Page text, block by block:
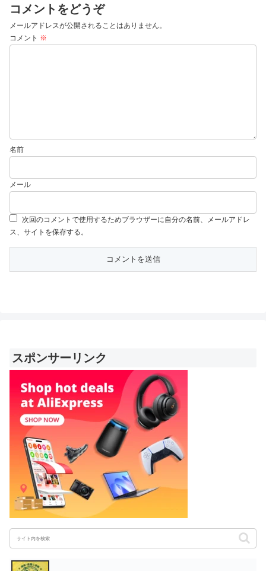
コメントをどうぞ
メールアドレスが公開されることはありません。
コメント ※
名前
メール
次回のコメントで使用するためブラウザーに自分の名前、メールアドレ
ス、サイトを保存する。
スポンサーリンク